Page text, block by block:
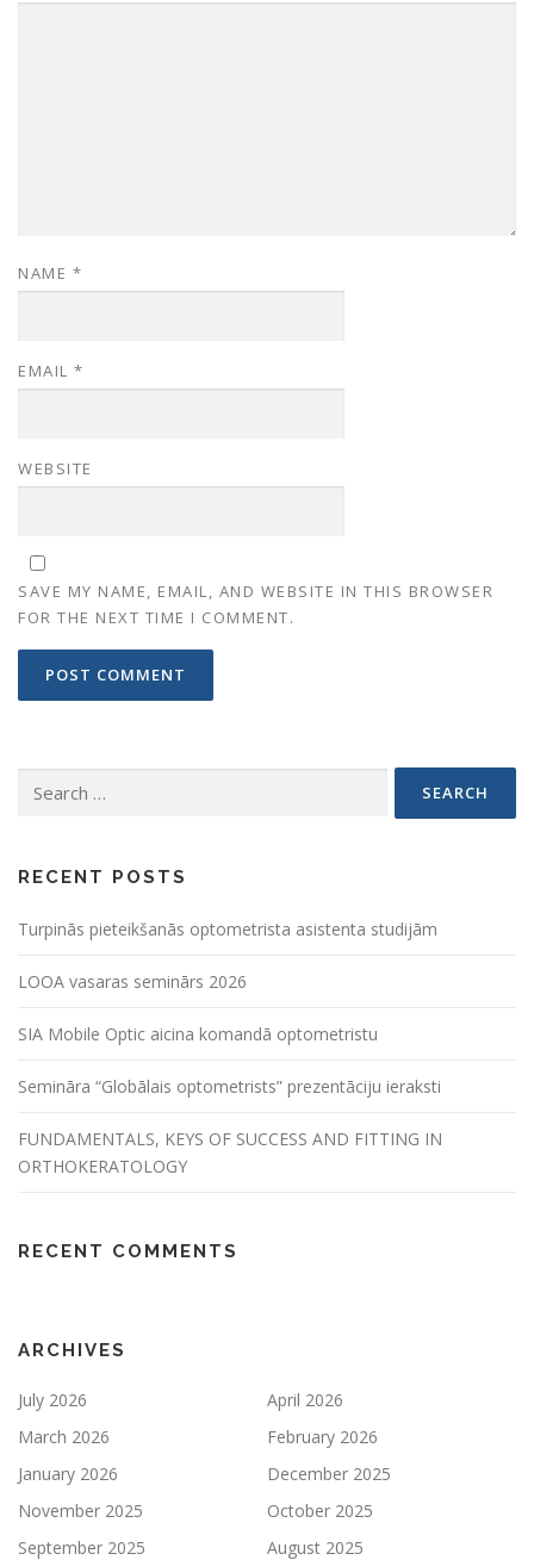
NAME *
EMAIL *
WEBSITE
SAVE MY NAME, EMAIL, AND WEBSITE IN THIS BROWSER
FOR THE NEXT TIME I COMMENT.
for:
RECENT POSTS
Turpinās pieteikšanās optometrista asistenta studijām
LOOA vasaras seminārs 2026
SIA Mobile Optic aicina komandā optometristu
Semināra “Globālais optometrists” prezentāciju ieraksti
FUNDAMENTALS, KEYS OF SUCCESS AND FITTING IN
ORTHOKERATOLOGY
RECENT COMMENTS
ARCHIVES
July 2026
April 2026
March 2026
February 2026
January 2026
December 2025
November 2025
October 2025
September 2025
August 2025